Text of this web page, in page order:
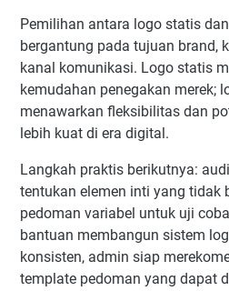
Pemilihan antara logo statis
bergantung pada tujuan brand,
kanal komunikasi. Logo statis
kemudahan penegakan merek;
menawarkan fleksibilitas dan
lebih kuat di era digital.
Langkah praktis berikutnya:
tentukan elemen inti yang tidak
pedoman variabel untuk uji
bantuan membangun sistem
konsisten, admin siap
template pedoman yang dapat